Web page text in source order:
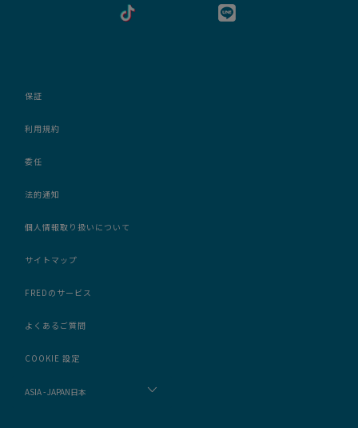
保証
利用規約
委任
法的通知
個人情報取り扱いについて
サイトマップ
FREDのサービス
よくあるご質問
COOKIE 設定
ASIA - JAPAN日本